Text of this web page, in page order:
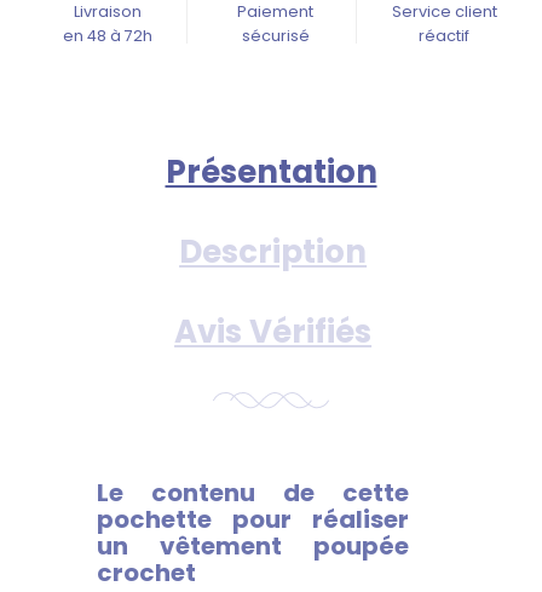
Livraison
en 48 à 72h
Paiement
sécurisé
Service client
réactif
Présentation
Description
Avis Vérifiés
Le contenu de cette
pochette pour réaliser
un vêtement poupée
crochet